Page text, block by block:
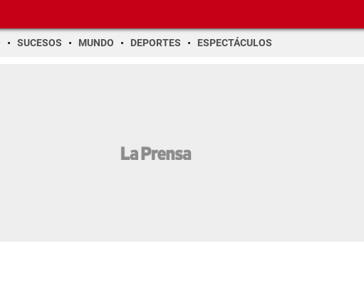
SUCESOS MUNDO DEPORTES ESPECTÁCULOS